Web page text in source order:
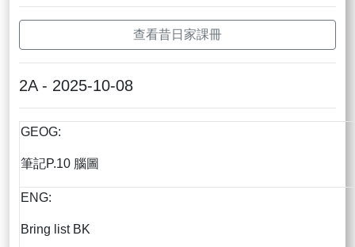
查看昔日家課冊
2A - 2025-10-08
GEOG:
筆記P.10 腦圖
ENG:
Bring list BK